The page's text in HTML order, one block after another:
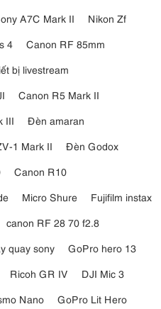
A7C Mark II
Nikon Zf
4
Canon RF 85mm
bị livestream
Canon R5 Mark II
III
Đèn amaran
1 Mark II
Đèn Godox
Canon R10
Micro Shure
Fujifilm instax
canon RF 28 70 f2.8
quay sony
GoPro hero 13
Ricoh GR IV
DJI Mic 3
Nano
GoPro Lit Hero